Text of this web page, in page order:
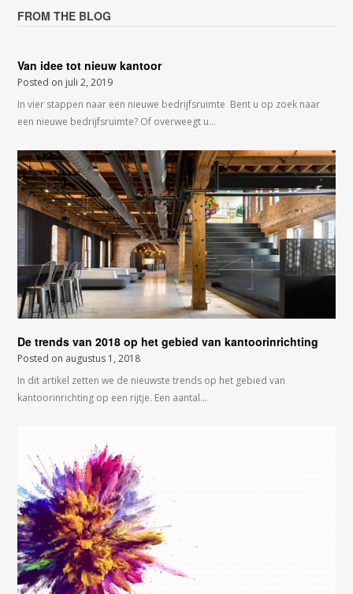
FROM THE BLOG
Van idee tot nieuw kantoor
Posted on juli 2, 2019
In vier stappen naar een nieuwe bedrijfsruimte Bent u op zoek naar
een nieuwe bedrijfsruimte? Of overweegt u…
De trends van 2018 op het gebied van kantoorinrichting
Posted on augustus 1, 2018
In dit artikel zetten we de nieuwste trends op het gebied van
kantoorinrichting op een rijtje. Een aantal…